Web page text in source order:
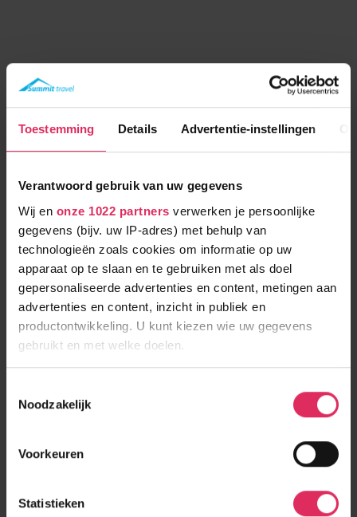
Toestemming Details Advertentie-instellingen
Verantwoord gebruik van uw gegevens
Wij en onze 1022 partners verwerken je persoonlijke
gegevens (bijv. uw IP-adres) met behulp van
technologieën zoals cookies om informatie op uw
apparaat op te slaan en te gebruiken met als doel
gepersonaliseerde advertenties en content, metingen aan
advertenties en content, inzicht in publiek en
productontwikkeling. U kunt kiezen wie uw gegevens
gebruikt en met welke doelen.
Informatie verzamelen over uw geografische
Uw apparaat identificeren door het actief te
scannen op specifieke eigenschappen (fingerprinting)
verwerkt en stel uw voorkeuren in het
detailgedeelte
in.
Noodzakelijk
Voorkeuren
Statistieken
TOP 5 DORPEN
Val Thorens
Selva
Zell am See
Saalbach